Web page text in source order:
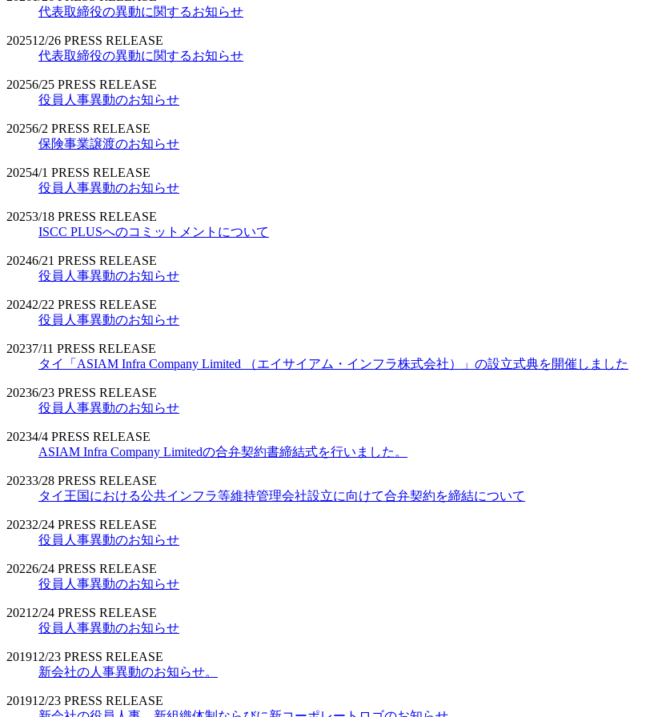
代表取締役の異動に関するお知らせ
202512/26 PRESS RELEASE
代表取締役の異動に関するお知らせ
20256/25 PRESS RELEASE
役員人事異動のお知らせ
20256/2 PRESS RELEASE
保険事業譲渡のお知らせ
20254/1 PRESS RELEASE
役員人事異動のお知らせ
20253/18 PRESS RELEASE
ISCC PLUSへのコミットメントについて
20246/21 PRESS RELEASE
役員人事異動のお知らせ
20242/22 PRESS RELEASE
役員人事異動のお知らせ
20237/11 PRESS RELEASE
タイ「ASIAM Infra Company Limited （エイサイアム・インフラ株式会社）」の設立式典を開催しました
20236/23 PRESS RELEASE
役員人事異動のお知らせ
20234/4 PRESS RELEASE
ASIAM Infra Company Limitedの合弁契約書締結式を行いました。
20233/28 PRESS RELEASE
タイ王国における公共インフラ等維持管理会社設立に向けて合弁契約を締結について
20232/24 PRESS RELEASE
役員人事異動のお知らせ
20226/24 PRESS RELEASE
役員人事異動のお知らせ
2021 2/24 PRESS RELEASE
役員人事異動のお知らせ
201912/23 PRESS RELEASE
新会社の人事異動のお知らせ。
201912/23 PRESS RELEASE